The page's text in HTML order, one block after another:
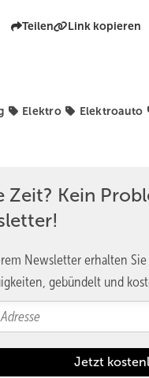
Teilen Link kopieren
Elektro Elektroauto
Zeit? Kein
Newsletter erhalten
gebündelt und